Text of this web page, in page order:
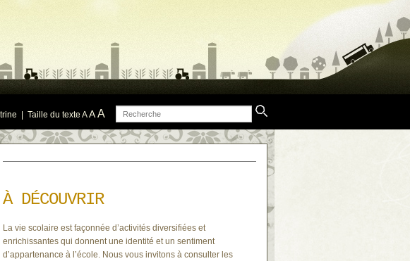
| Taille du texte A AA Recherche
À DÉCOUVRIR
La vie scolaire est façonnée d’activités diversifiées et
enrichissantes qui donnent une identité et un sentiment
d’appartenance à l’école. Nous vous invitons à consulter les